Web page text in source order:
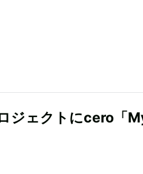
ジェクトにcero「